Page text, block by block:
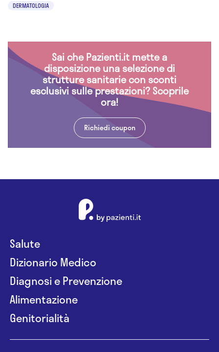
DERMATOLOGIA
Sai che Pazienti.it mette a
disposizione una selezione di
strutture sanitarie con sconti
esclusivi sulle prestazioni? Scoprile
ora!
Richiedi coupon
Salute
Dizionario Medico
Diagnosi e Prevenzione
Alimentazione
Genitorialità